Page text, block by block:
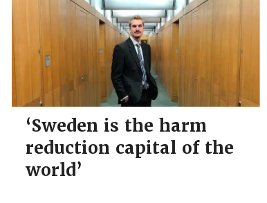
‘Sweden is the harm
reduction capital of the
world’